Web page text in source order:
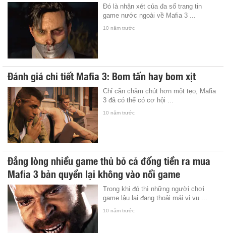
Đó là nhận xét của đa số trang tin
game nước ngoài về Mafia 3 ...
10 năm trước
Đánh giá chi tiết Mafia 3: Bom tấn hay bom xịt
Chỉ cần chăm chút hơn một tẹo, Mafia
3 đã có thể có cơ hội ...
10 năm trước
Đắng lòng nhiều game thủ bỏ cả đống tiền ra mua
Mafia 3 bản quyền lại không vào nổi game
Trong khi đó thì những người chơi
game lậu lại đang thoải mái vi vu ...
10 năm trước